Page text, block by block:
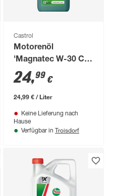
Castrol
Motorenöl
'Magnatec W-30 C2'
1 l
24,99 €
24,99 € / Liter
Keine Lieferung nach
Hause
Verfügbar in Troisdorf